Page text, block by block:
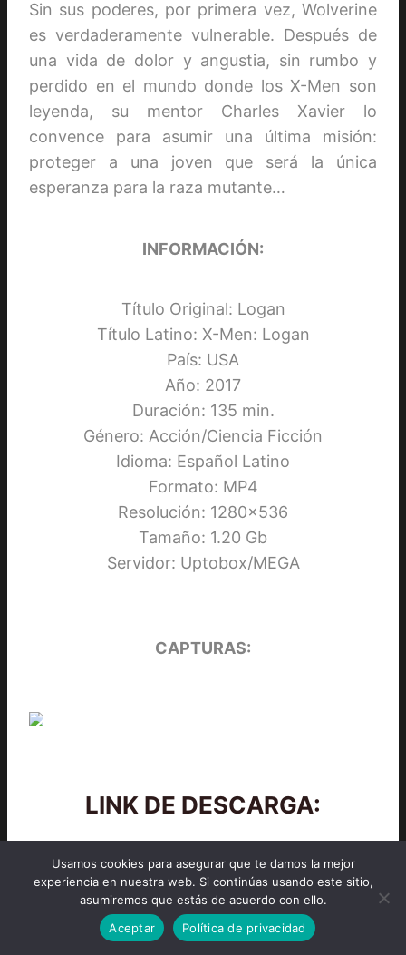
Sin sus poderes, por primera vez, Wolverine
es verdaderamente vulnerable. Después de
una vida de dolor y angustia, sin rumbo y
perdido en el mundo donde los X-Men son
leyenda, su mentor Charles Xavier lo
convence para asumir una última misión:
proteger a una joven que será la única
esperanza para la raza mutante…
INFORMACIÓN:
Título Original: Logan
Título Latino: X-Men: Logan
País: USA
Año: 2017
Duración: 135 min.
Género: Acción/Ciencia Ficción
Idioma: Español Latino
Formato: MP4
Resolución: 1280×536
Tamaño: 1.20 Gb
Servidor: Uptobox/MEGA
CAPTURAS:
LINK DE DESCARGA:
MEGA
Usamos cookies para asegurar que te damos la mejor
experiencia en nuestra web. Si continúas usando este sitio,
asumiremos que estás de acuerdo con ello.
Aceptar
Política de privacidad